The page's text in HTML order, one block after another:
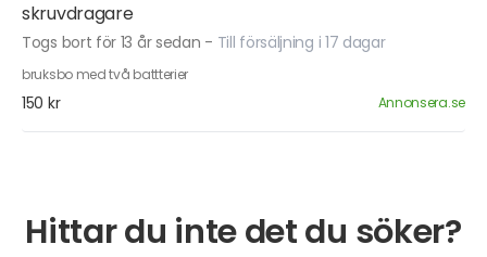
skruvdragare
Togs bort för 13 år sedan - Till försäljning i 17 dagar
bruksbo med två battterier
150 kr Annonsera.se
Hittar du inte det du söker?